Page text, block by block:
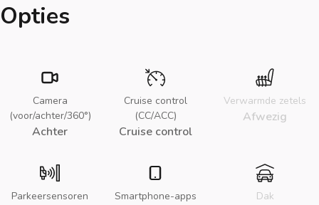
Opties
Camera
(voor/achter/360°)
Achter
Cruise control
(CC/ACC)
Cruise control
Verwarmde zetels
Afwezig
Parkeersensoren Smartphone-apps
Dak